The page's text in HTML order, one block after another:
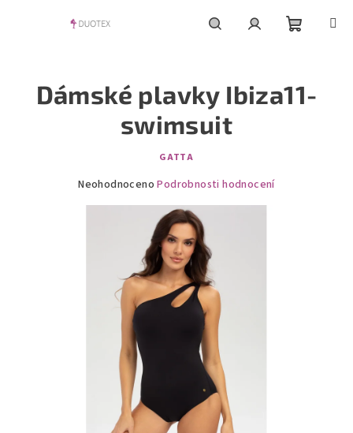
košík
Dámské plavky Ibiza11-
swimsuit
GATTA
Průměrné
hvězdiček.
Neohodnoceno Podrobnosti hodnocení